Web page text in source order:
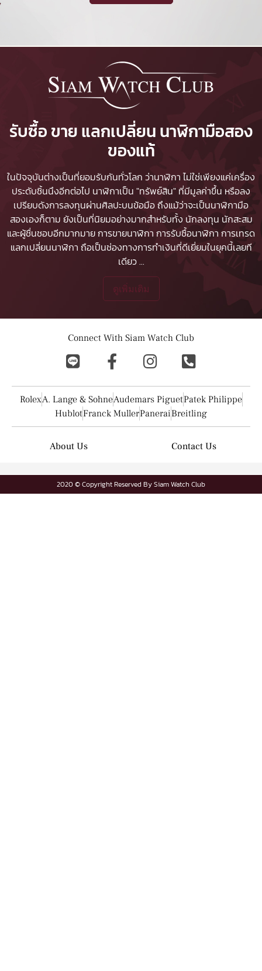
รับซื้อ ขาย แลกเปลี่ยน นาฬิกามือสอง
ของแท้
ในปัจจุบันต่างเป็นที่ยอมรับกันทั่วโลก ว่านาฬิกา ไม่ใช่เพียงแค่เครื่อง
ประดับชิ้นนึงอีกต่อไป นาฬิกาเป็น "ทรัพย์สิน" ที่มีมูลค่าขึ้น หรือลง
เปรียบดังการลงทุนผ่านศิลปะบนข้อมือ ถึงแม้ว่าจะเป็นนาฬิกามือ
สองเองก็ตาม ยังเป็นที่นิยมอย่างมากสำหรับทั้ง นักลงทุน นักสะสม
และผู้ชื่นชอบอีกมากมายการขายนาฬิกา การรับซื้อนาฬิกา การเทรด
แลกเปลี่ยนนาฬิกา ถือเป็นช่องทางการทำเงินที่ดีเยี่ยมในยุคนี้เลยที
เดียว...
ดูเพิ่มเติม
Connect With Siam Watch Club
RolexA. Lange & SohneAudemars PiguetPatek Philippe
HublotFranck MullerPaneraiBreitling
About Us Contact Us
2020 © Copyright Reserved By Siam Watch Club